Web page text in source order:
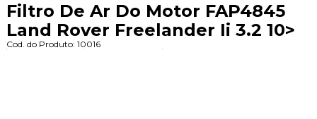
Filtro De Ar Do Motor FAP4845
Land Rover Freelander Ii 3.2 10>
Cod. do Produto: 10016